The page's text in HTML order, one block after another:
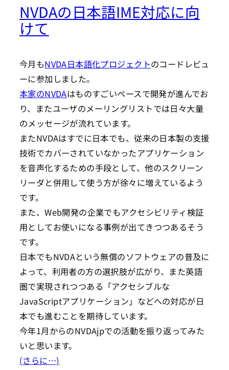
NVDAの日本語IME対応に向
けて
今月もNVDA日本語化プロジェクトのコードレビュ
ーに参加しました。
本家のNVDAはものすごいペースで開発が進んでお
り、またユーザのメーリングリストでは日々大量
のメッセージが流れています。
またNVDAはすでに日本でも、従来の日本製の支援
技術でカバーされていなかったアプリケーション
を音声化するための手段として、他のスクリーン
リーダと併用して使う方が徐々に増えているよう
です。
また、Web開発の企業でもアクセシビリティ検証
用としてお使いになる事例が出てきつつあるそう
です。
日本でもNVDAという無償のソフトウェアの普及に
よって、利用者の方の選択肢が広がり、また英語
圏で実現されつつある「アクセシブルな
JavaScriptアプリケーション」などへの対応が日
本でも進むことを期待しています。
今年1月からのNVDAjpでの活動を振り返ってみた
いと思います。
(さらに…)